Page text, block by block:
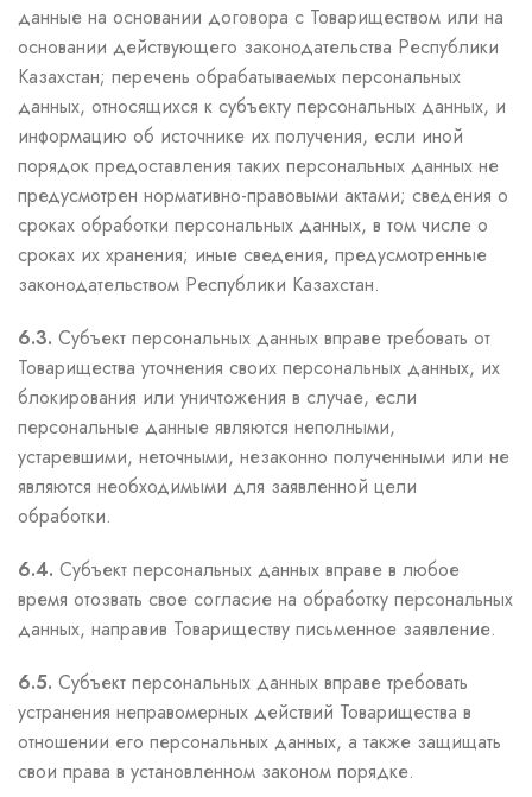
данные на основании договора с Товариществом или на
основании действующего законодательства Республики
Казахстан; перечень обрабатываемых персональных
данных, относящихся к субъекту персональных данных, и
информацию об источнике их получения, если иной
порядок предоставления таких персональных данных не
предусмотрен нормативно-правовыми актами; сведения о
сроках обработки персональных данных, в том числе о
сроках их хранения; иные сведения, предусмотренные
законодательством Республики Казахстан.
6.3. Субъект персональных данных вправе требовать от
Товарищества уточнения своих персональных данных, их
блокирования или уничтожения в случае, если
персональные данные являются неполными,
устаревшими, неточными, незаконно полученными или не
являются необходимыми для заявленной цели
обработки.
6.4. Субъект персональных данных вправе в любое
время отозвать свое согласие на обработку персональных
данных, направив Товариществу письменное заявление.
6.5. Субъект персональных данных вправе требовать
устранения неправомерных действий Товарищества в
отношении его персональных данных, а также защищать
свои права в установленном законом порядке.